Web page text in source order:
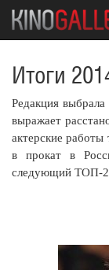
Итоги
Редакция выбрала
выражает
актерские
в прокат в
следующий ТОП-